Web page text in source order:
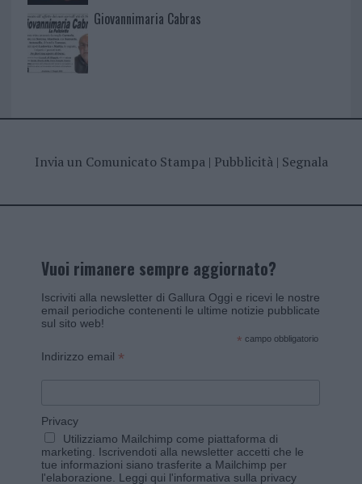
Giovannimaria Cabras
Invia un Comunicato Stampa| Pubblicità| Segnala
Vuoi rimanere sempre aggiornato?
Iscriviti alla newsletter di Gallura Oggi e ricevi le nostre
email periodiche contenenti le ultime notizie pubblicate
sul sito web!
* campo obbligatorio
Indirizzo email *
Privacy
Utilizziamo Mailchimp come piattaforma di
marketing. Iscrivendoti alla newsletter accetti che le
tue informazioni siano trasferite a Mailchimp per
l'elaborazione. Leggi qui l'informativa sulla privacy